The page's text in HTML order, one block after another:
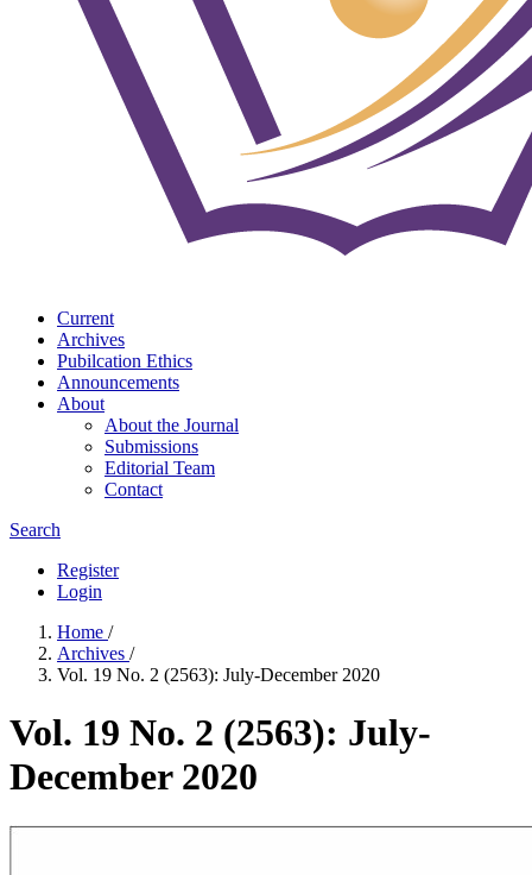
Current
Archives
Pubilcation Ethics
Announcements
About
About the Journal
Submissions
Editorial Team
Contact
Search
Register
Login
Home /
Archives /
Vol. 19 No. 2 (2563): July-December 2020
Vol. 19 No. 2 (2563): July-
December 2020